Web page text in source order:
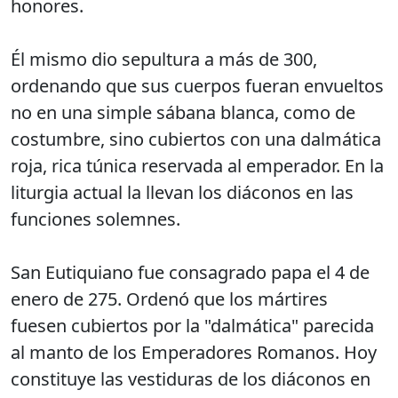
honores.
Él mismo dio sepultura a más de 300,
ordenando que sus cuerpos fueran envueltos
no en una simple sábana blanca, como de
costumbre, sino cubiertos con una dalmática
roja, rica túnica reservada al emperador. En la
liturgia actual la llevan los diáconos en las
funciones solemnes.
San Eutiquiano fue consagrado papa el 4 de
enero de 275. Ordenó que los mártires
fuesen cubiertos por la "dalmática" parecida
al manto de los Emperadores Romanos. Hoy
constituye las vestiduras de los diáconos en